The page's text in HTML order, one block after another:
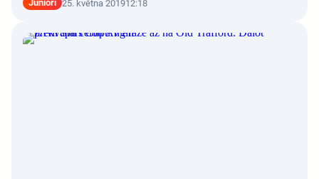
Junioři 25. května 201912:18